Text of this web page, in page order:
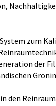
zum
der
den